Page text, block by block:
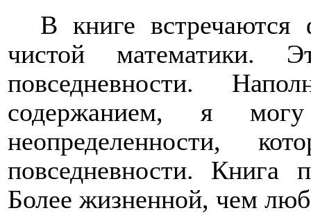
В книге
чистой математики.
повседневности.
содержанием, я
неопределенности,
повседневности. Книга
Более жизненной, чем